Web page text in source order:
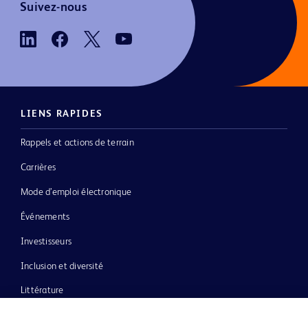
Suivez-nous
LIENS RAPIDES
Rappels et actions de terrain
Carrières
Mode d’emploi électronique
Événements
Investisseurs
Inclusion et diversité
Littérature